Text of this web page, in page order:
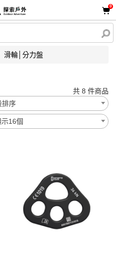
0
滑輪│分力盤
共 8 件商品
排序
16個